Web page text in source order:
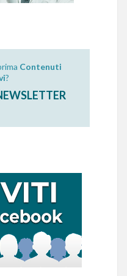
Contenuti
?